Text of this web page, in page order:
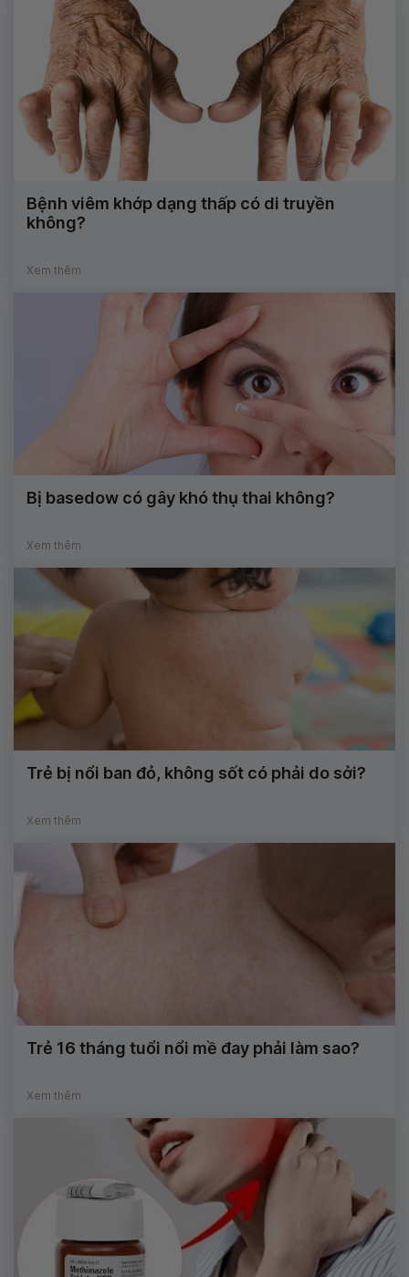
Bệnh viêm khớp dạng thấp có di truyền
không?
Xem thêm
Bị basedow có gây khó thụ thai không?
Xem thêm
Trẻ bị nổi ban đỏ, không sốt có phải do sởi?
Xem thêm
Trẻ 16 tháng tuổi nổi mề đay phải làm sao?
Xem thêm